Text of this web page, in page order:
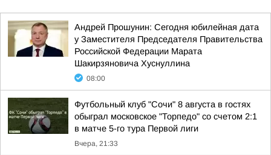
Андрей Прошунин: Сегодня юбилейная дата
у Заместителя Председателя Правительства
Российской Федерации Марата
Шакирзяновича Хуснуллина
08:00
Футбольный клуб "Сочи" 8 августа в гостях
обыграл московское "Торпедо" со счетом 2:1
в матче 5-го тура Первой лиги
Вчера, 21:33